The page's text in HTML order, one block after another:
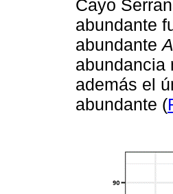
Cayo
abundante
abundante
abundancia
además el
abundante (